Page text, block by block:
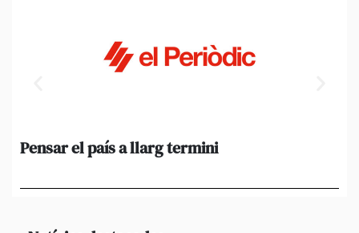
Pensar el país a llarg termini